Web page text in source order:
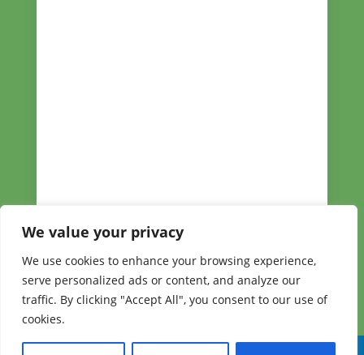
We value your privacy
We use cookies to enhance your browsing experience,
serve personalized ads or content, and analyze our
traffic. By clicking "Accept All", you consent to our use of
cookies.